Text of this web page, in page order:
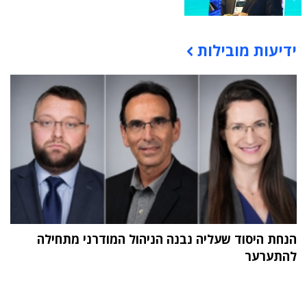
תוכן פרסומי
ידיעות מובילות
הנחת היסוד שעליה נבנה הניהול המודרני מתחילה
להתערער